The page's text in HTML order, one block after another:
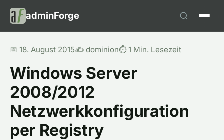
adminForge
📅 18. August 2015✍️ dominion⏱️ 1 Min. Lesezeit
Windows Server
2008/2012
Netzwerkkonfiguration
per Registry